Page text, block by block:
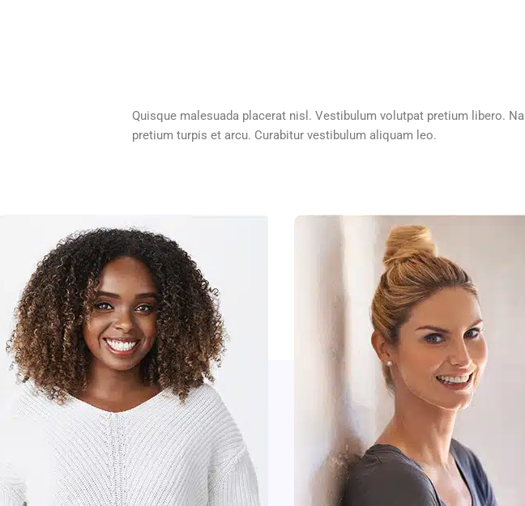
Quisque malesuada placerat nisl. Vestibulum volutpat pretium libero.
pretium turpis et arcu. Curabitur vestibulum aliquam leo.